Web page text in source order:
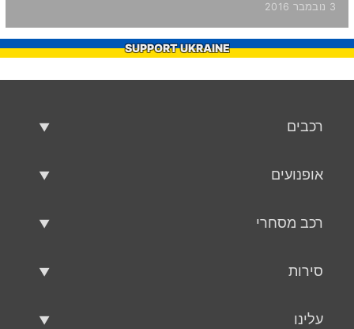
3 נובמבר 2016
SUPPORT UKRAINE
רכבים
אופנועים
רכב מסחרי
סירות
עלינו